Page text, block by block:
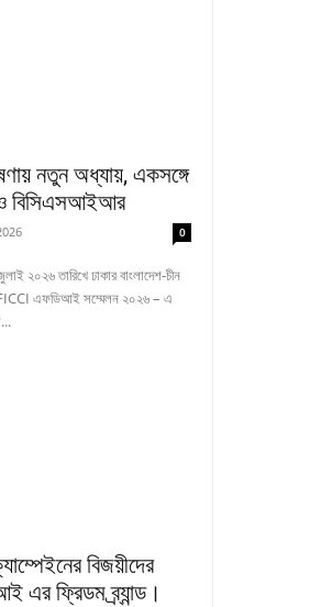
নতুন অধ্যায়, একসঙ্গে
বিসিএসআইআর
0
২০২৬ তারিখে ঢাকার বাংলাদেশ-চীন
FICCI এফডিআই সম্মেলন ২০২৬ – এ
বিজয়ীদের
ফ্রিডম ব্র্যান্ড।